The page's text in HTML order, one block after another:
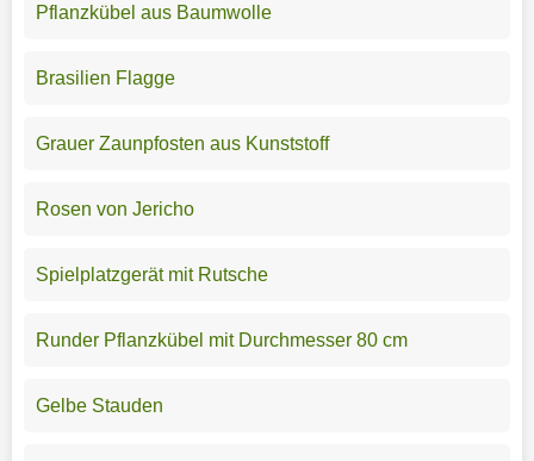
Pflanzkübel aus Baumwolle
Brasilien Flagge
Grauer Zaunpfosten aus Kunststoff
Rosen von Jericho
Spielplatzgerät mit Rutsche
Runder Pflanzkübel mit Durchmesser 80 cm
Gelbe Stauden